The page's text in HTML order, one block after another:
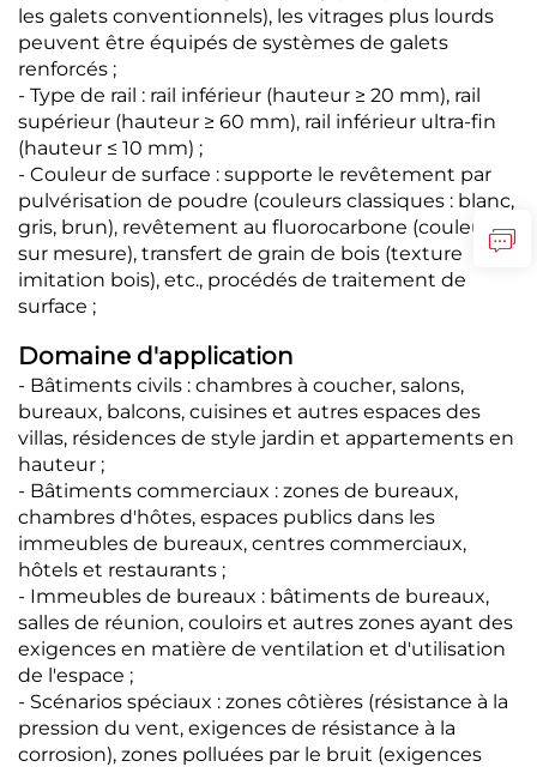
les galets conventionnels), les vitrages plus lourds
peuvent être équipés de systèmes de galets
renforcés ;
- Type de rail : rail inférieur (hauteur ≥ 20 mm), rail
supérieur (hauteur ≥ 60 mm), rail inférieur ultra-fin
(hauteur ≤ 10 mm) ;
- Couleur de surface : supporte le revêtement par
pulvérisation de poudre (couleurs classiques : blanc,
gris, brun), revêtement au fluorocarbone (couleurs
sur mesure), transfert de grain de bois (texture
imitation bois), etc., procédés de traitement de
surface ;
Domaine d'application
- Bâtiments civils : chambres à coucher, salons,
bureaux, balcons, cuisines et autres espaces des
villas, résidences de style jardin et appartements en
hauteur ;
- Bâtiments commerciaux : zones de bureaux,
chambres d'hôtes, espaces publics dans les
immeubles de bureaux, centres commerciaux,
hôtels et restaurants ;
- Immeubles de bureaux : bâtiments de bureaux,
salles de réunion, couloirs et autres zones ayant des
exigences en matière de ventilation et d'utilisation
de l'espace ;
- Scénarios spéciaux : zones côtières (résistance à la
pression du vent, exigences de résistance à la
corrosion), zones polluées par le bruit (exigences